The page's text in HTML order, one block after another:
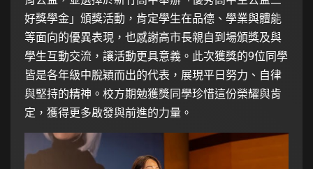
好獎學金」頒獎活動，肯定學生在品德、學業與體能
等面向的優異表現，也感謝高市長親自到場頒獎及與
學生互動交流，讓活動更具意義。此次獲獎的9位同學
皆是各年級中脫穎而出的代表，展現平日努力、自律
與堅持的精神。校方期勉獲獎同學珍惜這份榮耀與肯
定，獲得更多啟發與前進的力量。